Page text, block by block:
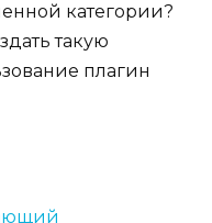
категории?
такую
плагин